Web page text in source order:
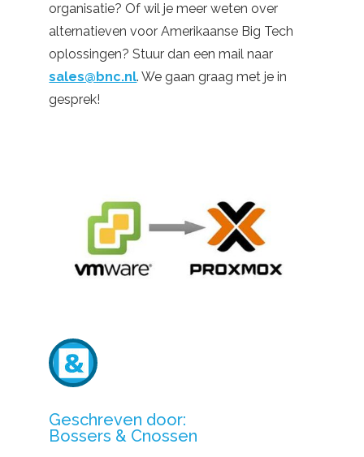
organisatie? Of wil je meer weten over
alternatieven voor Amerikaanse Big Tech
oplossingen? Stuur dan een mail naar
sales@bnc.nl.We gaan graag met je in
gesprek!
Geschreven door:
Bossers & Cnossen